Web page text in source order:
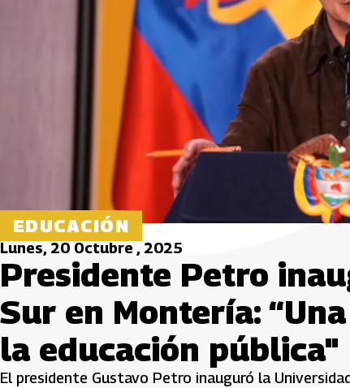
EDUCACIÓN
Lunes, 20 Octubre , 2025
Presidente Petro
Sur en Montería:
la educación pública"
El presidente Gustavo Petro inauguró la